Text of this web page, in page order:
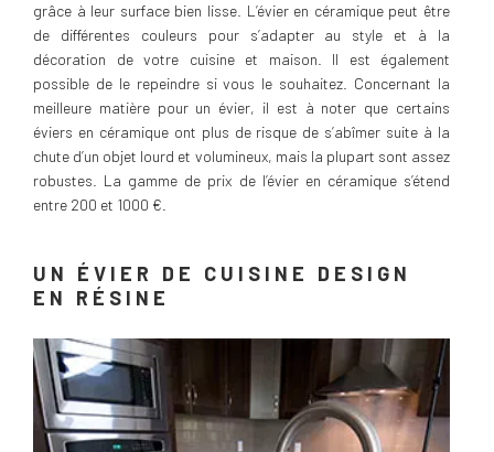
grâce à leur surface bien lisse. L’évier en céramique peut être
de différentes couleurs pour s’adapter au style et à la
décoration de votre cuisine et maison. Il est également
possible de le repeindre si vous le souhaitez. Concernant la
meilleure matière pour un évier, il est à noter que certains
éviers en céramique ont plus de risque de s’abîmer suite à la
chute d’un objet lourd et volumineux, mais la plupart sont assez
robustes. La gamme de prix de l’évier en céramique s’étend
entre 200 et 1000 €.
UN ÉVIER DE CUISINE DESIGN
EN RÉSINE